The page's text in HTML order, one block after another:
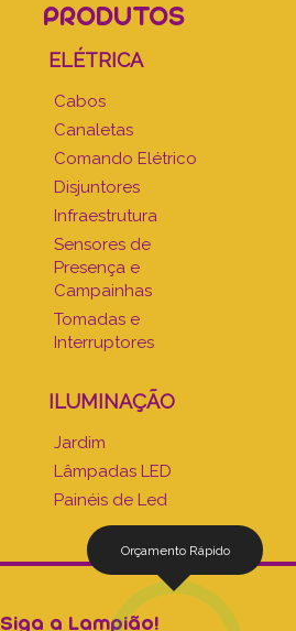
PRODUTOS
ELÉTRICA
Cabos
Canaletas
Comando Elétrico
Disjuntores
Infraestrutura
Sensores de
Presença e
Campainhas
Tomadas e
Interruptores
ILUMINAÇÃO
Jardim
Lâmpadas LED
Painéis de Led
Siga a Lampião!
Orçamento Rápido